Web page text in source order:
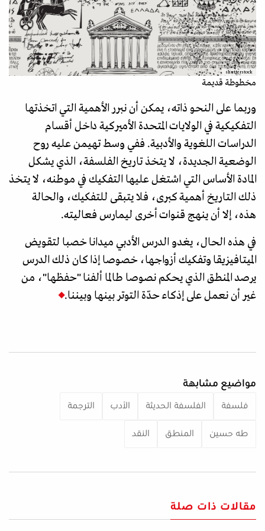
shutterstock
مخطوطة قديمة
وربما على النحو ذاته، يمكن أن نبرر الأهمية التي اتخذتها
التفكيكية في الولايات المتحدة الأميركية داخل أقسام
الدراسات اللغوية والأدبية. ففي وسط تهيمن عليه روح
الوضعية الجديدة، لا يتخذ تاريخ الفلسفة، الذي يشكل
المادة الأساس التي اشتغل عليها التفكيك في موطنه، لا يتخذ
ذلك التاريخ أهمية كبرى، فلا يتبقى للتفكيك، والحالة
هذه، إلا أن ينهج قنوات أخرى ليمارس فعاليته.
في هذه الحال، يغدو الدرس الأدبي ميدانا خصبا لتقويض
الميتافيزيقا وتفكيك أزواجها، خصوصا إذا كان ذلك الدرس
يرصد المنطق الذي يحكم نصوصا طالما ألفنا "حفظها"، من
غير أن نعمل على إذكاء حدّة التوتر بينها وبيننا.
مواضيع مشابهة
فلسفة الفلسفة الحديثة الأدب الترجمة
طه حسين المنطق النقد
مقالات ذات صلة